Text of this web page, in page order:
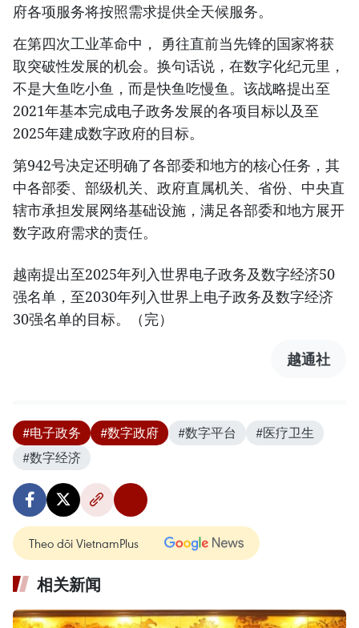
府各项服务将按照需求提供全天候服务。
在第四次工业革命中， 勇往直前当先锋的国家将获
取突破性发展的机会。换句话说，在数字化纪元里，
不是大鱼吃小鱼，而是快鱼吃慢鱼。该战略提出至
2021年基本完成电子政务发展的各项目标以及至
2025年建成数字政府的目标。
第942号决定还明确了各部委和地方的核心任务，其
中各部委、部级机关、政府直属机关、省份、中央直
辖市承担发展网络基础设施，满足各部委和地方展开
数字政府需求的责任。
越南提出至2025年列入世界电子政务及数字经济50
强名单，至2030年列入世界上电子政务及数字经济
30强名单的目标。（完）
越通社
#电子政务 #数字政府 #数字平台
#医疗卫生
#数字经济
Theo dõi VietnamPlus
相关新闻